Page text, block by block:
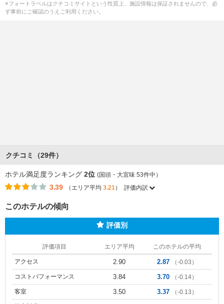
※フォートラベルはクチコミサイトという性質上、施設情報は保証されませんので、必
ず事前にご確認のうえご利用ください。
クチコミ（29件）
ホテル満足度ランキング 2位 (国頭・大宜味 53件中）
3.39 （エリア平均 3.21） 評価内訳
このホテルの傾向
評価別
評価項目 エリア平均 このホテルの平均
アクセス 2.90 2.87 （-0.03）
コストパフォーマンス 3.84 3.70 （-0.14）
客室 3.50 3.37 （-0.13）